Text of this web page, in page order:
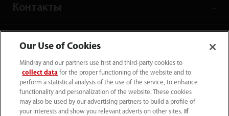
Контакты
Our Use of Cookies
Mindray and our partners use first and third-party cookies to
collect data for the proper functioning of the website and to
perform a statistical analysis of the use of the service, to enhance
functionality and personalization of the website. These cookies
may also be used by our advertising partners to build a profile of
your interests and show you relevant adverts on other sites.
If